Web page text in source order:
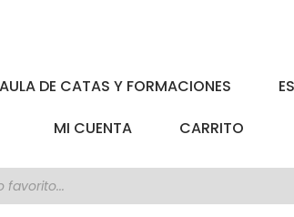
AULA DE CATAS Y FORMACIONES
MI CUENTA
CARRITO